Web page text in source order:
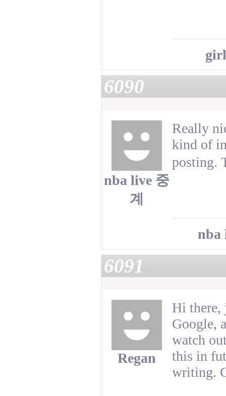
6090
nba live 중
계
Really
kind of
posting.
nba
6091
Regan
Hi there,
Google,
watch
this in
writing.